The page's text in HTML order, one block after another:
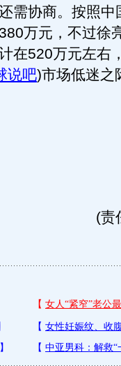
需协商。按照中
万元，不过徐
在520万元左右
说吧)市场低迷之
(责